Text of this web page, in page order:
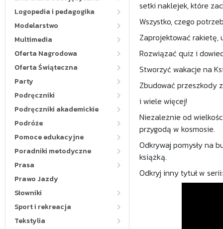
Logopedia i pedagogika
Modelarstwo
Multimedia
Oferta Nagrodowa
Oferta Świąteczna
Party
Podręczniki
Podręczniki akademickie
Podróże
Pomoce edukacyjne
Poradniki metodyczne
Prasa
Prawo Jazdy
Słowniki
Sport i rekreacja
Tekstylia
setki naklejek, które
Wszystko, czego
Zaprojektować rakietę,
Rozwiązać quiz i
Stworzyć wakacje na
Zbudować przeszkody
i wiele więcej!
Niezależnie od
przygodą w kosmosie.
Odkrywaj pomysły na
książką.
Odkryj inny tytuł w